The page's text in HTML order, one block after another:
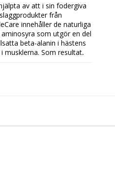
av att i sin fodergiva
från
innehåller de naturliga
som utgör en del
beta-alanin i hästens
musklerna. Som resultat,